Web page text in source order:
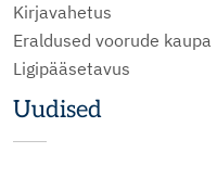
Kirjavahetus
Eraldused voorude kaupa
Ligipääsetavus
Uudised